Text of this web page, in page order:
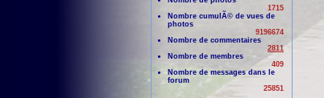
1715
Nombre cumulÃ© de vues de
photos
9196674
Nombre de commentaires
2811
Nombre de membres
409
Nombre de messages dans le
forum
25851